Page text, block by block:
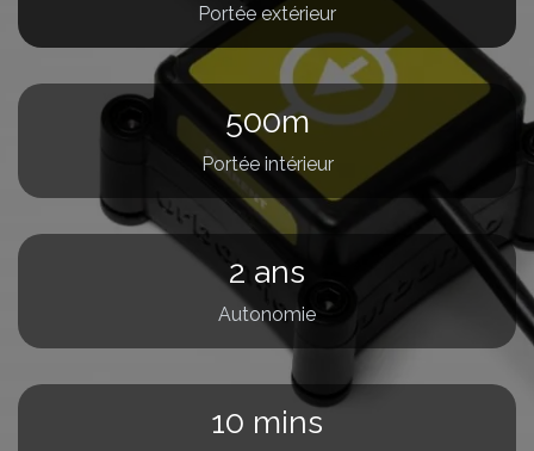
Portée extérieur
500m
Portée intérieur
2 ans
Autonomie
10 mins